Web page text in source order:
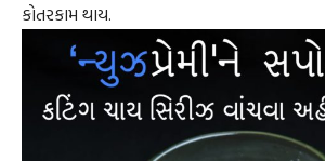
કોતરકામ થાય.